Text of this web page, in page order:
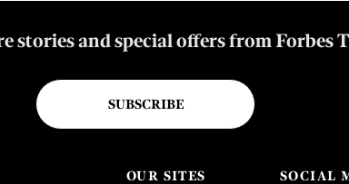
stories and special offers from Forbes
SUBSCRIBE
OUR SITES SOCIAL